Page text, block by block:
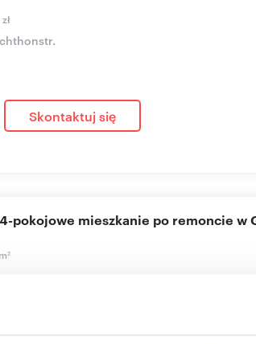
Skontaktuj się
2
4-pokojowe mieszkanie po remoncie w